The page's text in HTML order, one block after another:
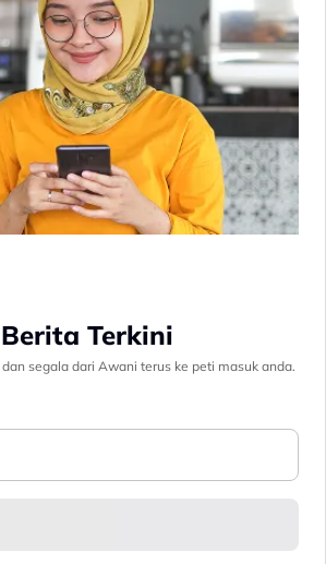
Terkini
segala dari Awani terus ke peti masuk anda.